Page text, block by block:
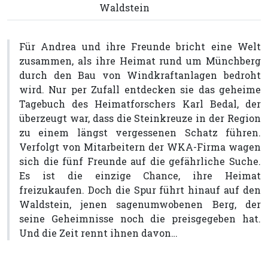
Waldstein
Für Andrea und ihre Freunde bricht eine Welt
zusammen, als ihre Heimat rund um Münchberg
durch den Bau von Windkraftanlagen bedroht
wird. Nur per Zufall entdecken sie das geheime
Tagebuch des Heimatforschers Karl Bedal, der
überzeugt war, dass die Steinkreuze in der Region
zu einem längst vergessenen Schatz führen.
Verfolgt von Mitarbeitern der WKA-Firma wagen
sich die fünf Freunde auf die gefährliche Suche.
Es ist die einzige Chance, ihre Heimat
freizukaufen. Doch die Spur führt hinauf auf den
Waldstein, jenen sagenumwobenen Berg, der
seine Geheimnisse noch die preisgegeben hat.
Und die Zeit rennt ihnen davon…